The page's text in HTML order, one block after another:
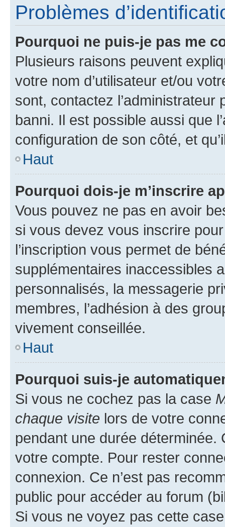
Problèmes
Pourquoi ne puis-je pas me
Plusieurs raisons peuvent
votre nom d’utilisateur et/ou
sont, contactez l’administrateur
banni. Il est possible aussi que
configuration de son côté, et
Haut
Pourquoi dois-je m’inscrire
Vous pouvez ne pas en avoir
si vous devez vous inscrire
l’inscription vous permet de
supplémentaires inaccessibles
personnalisés, la messagerie
membres, l’adhésion à des
vivement conseillée.
Haut
Pourquoi suis-je
Si vous ne cochez pas la case
chaque visite lors de votre
pendant une durée déterminée.
votre compte. Pour rester
connexion. Ce n’est pas
public pour accéder au forum
Si vous ne voyez pas cette